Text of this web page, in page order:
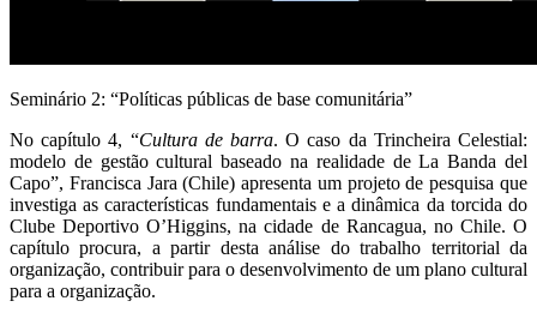
Seminário 2: “Políticas públicas de base comunitária”
No capítulo 4, “Cultura de barra. O caso da Trincheira Celestial:
modelo de gestão cultural baseado na realidade de La Banda del
Capo”, Francisca Jara (Chile) apresenta um projeto de pesquisa que
investiga as características fundamentais e a dinâmica da torcida do
Clube Deportivo O’Higgins, na cidade de Rancagua, no Chile. O
capítulo procura, a partir desta análise do trabalho territorial da
organização, contribuir para o desenvolvimento de um plano cultural
para a organização.